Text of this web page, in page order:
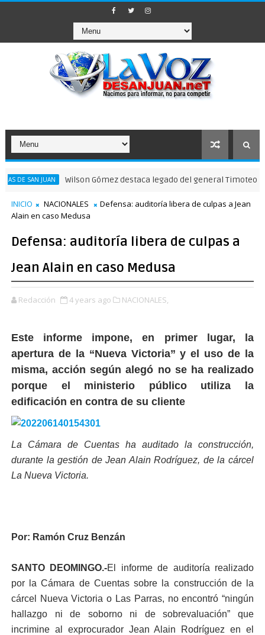
JUAN Wilson Gómez destaca legado del general Timoteo Ogando
INICIO NACIONALES
Defensa: auditoría libera de culpas a Jean
Alain en caso Medusa
Defensa: auditoría libera de culpas a
Jean Alain en caso Medusa
Redacción 4 years ago NACIONALES,
Este informe impone, en primer lugar, la
apertura de la “Nueva Victoria” y el uso de la
misma, acción según alegó no se ha realizado
porque el ministerio público utiliza la
edificación en contra de su cliente
La Cámara de Cuentas ha auditado la construcción,
durante la gestión de Jean Alain Rodríguez, de la cárcel
La Nueva Victoria.
Por: Ramón Cruz Benzán
SANTO DEOMINGO.-El informe de auditoría realizado
por la Cámara de Cuentas sobre la construcción de la
cárcel Nueva Victoria o Las Parras, no encontró “ningún
hallazgo ni de soborno ni de sobrevaluación” que
incrimine al exprocurador Jean Alain Rodríguez en el